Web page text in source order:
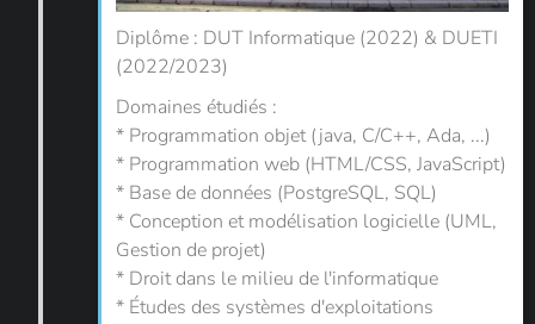
Diplôme : DUT Informatique (2022) & DUETI
(2022/2023)
Domaines étudiés :
* Programmation objet (java, C/C++, Ada, ...)
* Programmation web (HTML/CSS, JavaScript)
* Base de données (PostgreSQL, SQL)
* Conception et modélisation logicielle (UML,
Gestion de projet)
* Droit dans le milieu de l'informatique
* Études des systèmes d'exploitations